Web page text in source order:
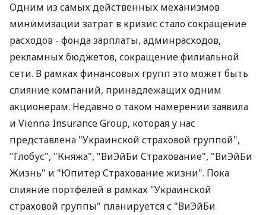
Одним из самых действенных механизмов
минимизации затрат в кризис стало сокращение
расходов - фонда зарплаты, админрасходов,
рекламных бюджетов, сокращение филиальной
сети. В рамках финансовых групп это может быть
слияние компаний, принадлежащих одним
акционерам. Недавно о таком намерении заявила
и Vienna Insurance Group, которая у нас
представлена "Украинской страховой группой",
"Глобус", "Княжа", "ВиЭйБи Страхование", "ВиЭйБи
Жизнь" и "Юпитер Страхование жизни". Пока
слияние портфелей в рамках "Украинской
страховой группы" планируется с "ВиЭйБи